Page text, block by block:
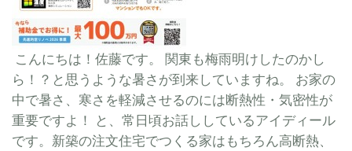
こんにちは！佐藤です。 関東も梅雨明けしたのかし
ら！？と思うような暑さが到来していますね。 お家の
中で暑さ、寒さを軽減させるのには断熱性・気密性が
重要ですよ！ と、常日頃お話ししているアイディール
です。新築の注文住宅でつくる家はもちろん高断熱、